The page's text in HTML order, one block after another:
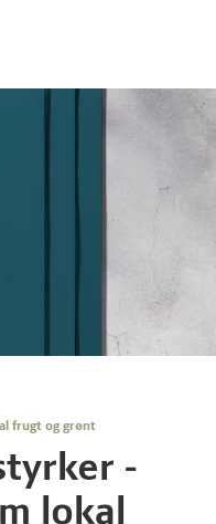
frugt og grønt
-
lokal